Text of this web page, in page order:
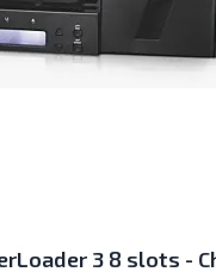
3 8 slots -